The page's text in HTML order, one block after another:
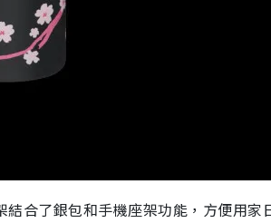
合了銀包和手機座架功能，方便用